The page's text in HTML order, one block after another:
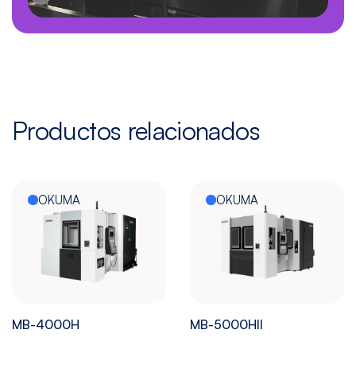
Productos relacionados
OKUMA
MB-4000H
OKUMA
MB-5000HII